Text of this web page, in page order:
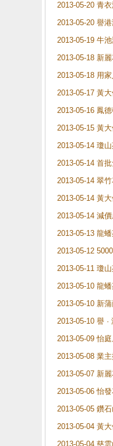
2013-05-20 青
2013-05-20 譽
2013-05-19 牛
2013-05-18 新
2013-05-18 用
2013-05-17 黃
2013-05-16 鳳
2013-05-15 黃
2013-05-14 瓊
2013-05-14 首
2013-05-14 翠
2013-05-14 黃
2013-05-14 減
2013-05-13 龍
2013-05-12
2013-05-11 瓊
2013-05-10 龍
2013-05-10 新
2013-05-10 譽 ·
2013-05-09 怡
2013-05-08 業
2013-05-07 新
2013-05-06 怡
2013-05-05 鑽
2013-05-04 黃
2013-05-04 慈